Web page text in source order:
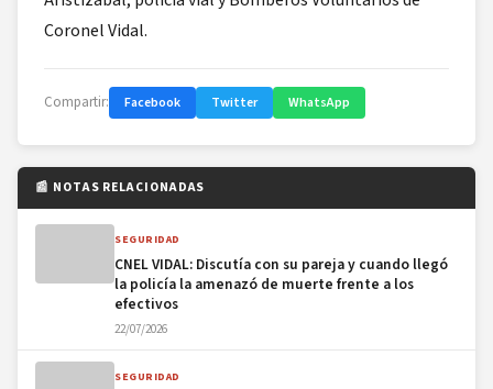
Coronel Vidal.
Compartir: Facebook Twitter WhatsApp
📰 NOTAS RELACIONADAS
SEGURIDAD
CNEL VIDAL: Discutía con su pareja y cuando llegó
la policía la amenazó de muerte frente a los
efectivos
22/07/2026
SEGURIDAD